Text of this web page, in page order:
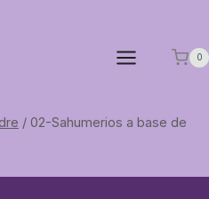
0
/ 02-Sahumerios a base de